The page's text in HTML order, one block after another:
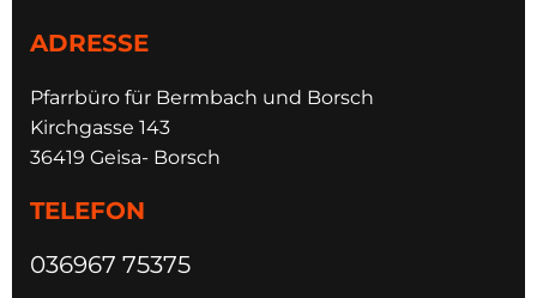
ADRESSE
Pfarrbüro für Bermbach und Borsch
Kirchgasse 143
36419 Geisa- Borsch
TELEFON
036967 75375